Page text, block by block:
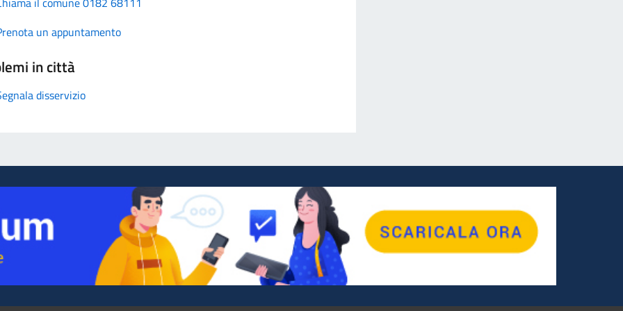
un appuntamento
in città
disservizio